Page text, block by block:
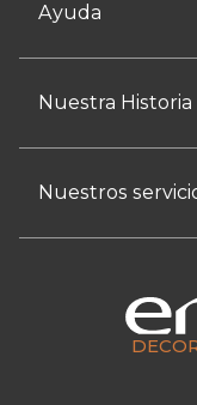
Ayuda
Nuestra Historia
Nuestros